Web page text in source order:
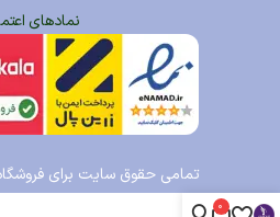
نمادهای
تمامی حقوق سایت برای
0